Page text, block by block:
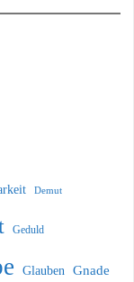
Demut
Geduld
Glauben Gnade